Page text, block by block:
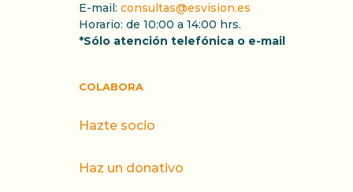
E-mail: consultas@esvision.es
Horario: de 10:00 a 14:00 hrs.
*Sólo atención telefónica o e-mail
COLABORA
Hazte socio
Haz un donativo